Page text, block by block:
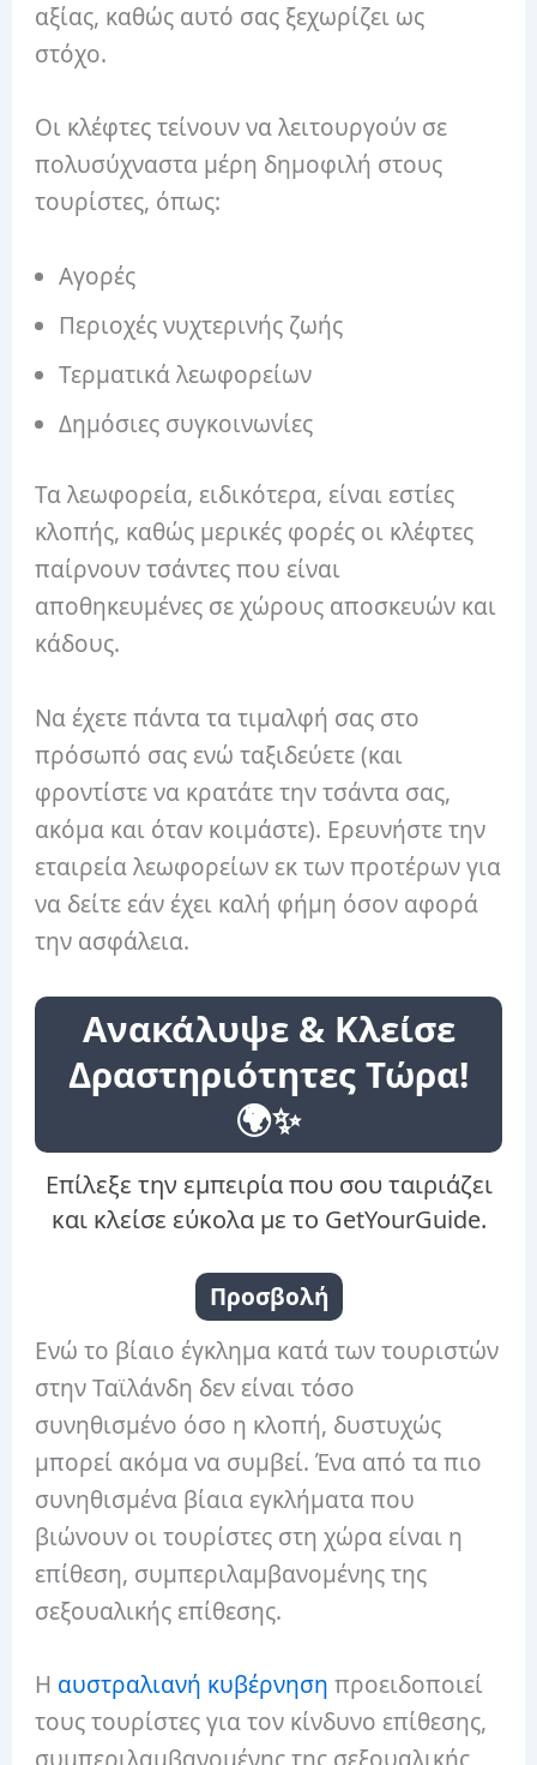
αξίας, καθώς αυτό σας ξεχωρίζει ως
στόχο.
Οι κλέφτες τείνουν να λειτουργούν σε
πολυσύχναστα μέρη δημοφιλή στους
τουρίστες, όπως:
Αγορές
Περιοχές νυχτερινής ζωής
Τερματικά λεωφορείων
Δημόσιες συγκοινωνίες
Τα λεωφορεία, ειδικότερα, είναι εστίες
κλοπής, καθώς μερικές φορές οι κλέφτες
παίρνουν τσάντες που είναι
αποθηκευμένες σε χώρους αποσκευών και
κάδους.
Να έχετε πάντα τα τιμαλφή σας στο
πρόσωπό σας ενώ ταξιδεύετε (και
φροντίστε να κρατάτε την τσάντα σας,
ακόμα και όταν κοιμάστε). Ερευνήστε την
εταιρεία λεωφορείων εκ των προτέρων για
να δείτε εάν έχει καλή φήμη όσον αφορά
την ασφάλεια.
Ανακάλυψε & Κλείσε
Δραστηριότητες Τώρα!
🌍✨
Επίλεξε την εμπειρία που σου ταιριάζει
και κλείσε εύκολα με το GetYourGuide.
Προσβολή
Ενώ το βίαιο έγκλημα κατά των τουριστών
στην Ταϊλάνδη δεν είναι τόσο
συνηθισμένο όσο η κλοπή, δυστυχώς
μπορεί ακόμα να συμβεί. Ένα από τα πιο
συνηθισμένα βίαια εγκλήματα που
βιώνουν οι τουρίστες στη χώρα είναι η
επίθεση, συμπεριλαμβανομένης της
σεξουαλικής επίθεσης.
Η αυστραλιανή κυβέρνηση προειδοποιεί
τους τουρίστες για τον κίνδυνο επίθεσης,